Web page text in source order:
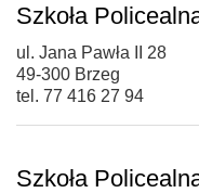
Szkoła
ul. Jana Pawła II 28
49-300 Brzeg
tel. 77 416 27 94
Szkoła